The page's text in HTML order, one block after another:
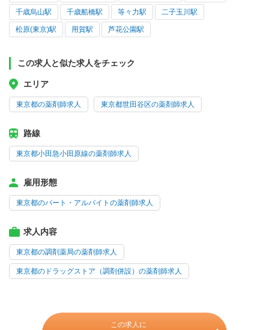
千歳烏山駅 千歳船橋駅 等々力駅 二子玉川駅
松原(東京)駅 用賀駅 芦花公園駅
この求人と似た求人をチェック
エリア
東京都の薬剤師求人 東京都世田谷区の薬剤師求人
路線
東京都小田急小田原線の薬剤師求人
雇用形態
東京都のパート・アルバイトの薬剤師求人
求人内容
東京都の調剤薬局の薬剤師求人
東京都のドラッグストア（調剤併設）の薬剤師求人
この求人に